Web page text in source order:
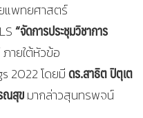
แพทยศาสตร์
“จัดการประชุมวิชาการ
ภายใต้หัวข้อ
2022 โดยมีดร.สาธิต ปิตุเต
ณสุขมากล่าวสุนทรพจน์